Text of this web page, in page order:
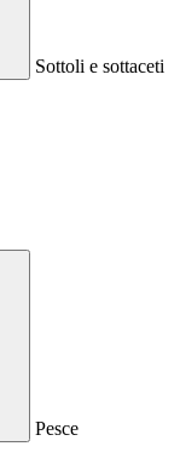
Sottoli e sottaceti
Pesce